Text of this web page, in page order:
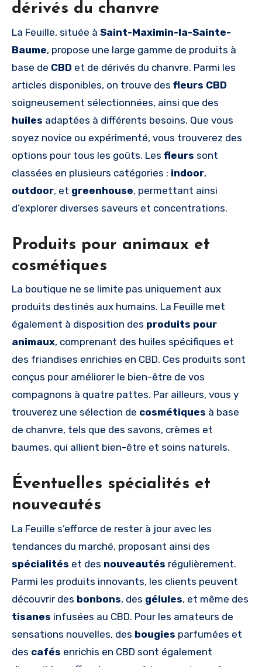
dérivés du chanvre
La Feuille, située à Saint-Maximin-la-Sainte-
Baume, propose une large gamme de produits à
base de CBD et de dérivés du chanvre. Parmi les
articles disponibles, on trouve des fleurs CBD
soigneusement sélectionnées, ainsi que des
huiles adaptées à différents besoins. Que vous
soyez novice ou expérimenté, vous trouverez des
options pour tous les goûts. Les fleurs sont
classées en plusieurs catégories : indoor,
outdoor, et greenhouse, permettant ainsi
d’explorer diverses saveurs et concentrations.
Produits pour animaux et
cosmétiques
La boutique ne se limite pas uniquement aux
produits destinés aux humains. La Feuille met
également à disposition des produits pour
animaux, comprenant des huiles spécifiques et
des friandises enrichies en CBD. Ces produits sont
conçus pour améliorer le bien-être de vos
compagnons à quatre pattes. Par ailleurs, vous y
trouverez une sélection de cosmétiques à base
de chanvre, tels que des savons, crèmes et
baumes, qui allient bien-être et soins naturels.
Éventuelles spécialités et
nouveautés
La Feuille s’efforce de rester à jour avec les
tendances du marché, proposant ainsi des
spécialités et des nouveautés régulièrement.
Parmi les produits innovants, les clients peuvent
découvrir des bonbons, des gélules, et même des
tisanes infusées au CBD. Pour les amateurs de
sensations nouvelles, des bougies parfumées et
des cafés enrichis en CBD sont également